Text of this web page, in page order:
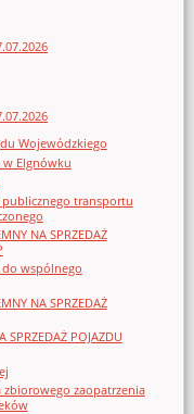
Wojewódzkiego
w Elgnówku
publicznego transportu
NA SPRZEDAŻ
do wspólnego
NA SPRZEDAŻ
SPRZEDAŻ POJAZDU
zaopatrzenia